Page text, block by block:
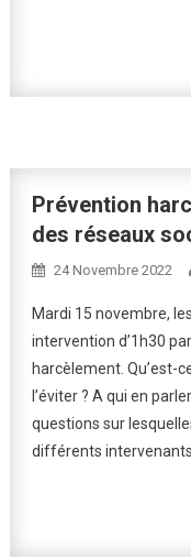
Prévention
des réseaux
24 Novembre 2022
Mardi 15 novembre,
intervention d’1h30
harcèlement. Qu’est-
l’éviter ? A qui en
questions sur
différents